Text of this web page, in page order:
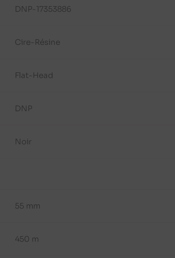
DNP-17353886
Cire-Résine
Flat-Head
DNP
Noir
55 mm
450 m